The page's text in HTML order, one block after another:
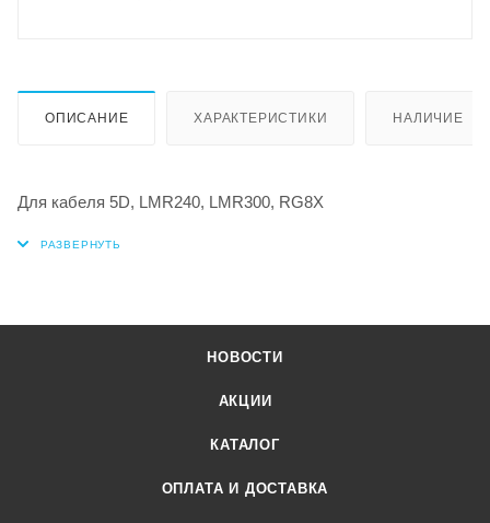
ОПИСАНИЕ ХАРАКТЕРИСТИКИ НАЛИЧИЕ
Для кабеля 5D, LMR240, LMR300, RG8X
НОВОСТИ
АКЦИИ
КАТАЛОГ
ОПЛАТА И ДОСТАВКА